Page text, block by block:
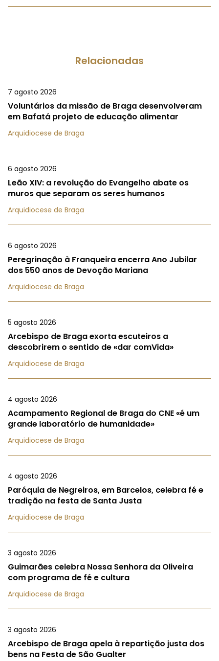
Relacionadas
7 agosto 2026
Voluntários da missão de Braga desenvolveram
em Bafatá projeto de educação alimentar
Arquidiocese de Braga
6 agosto 2026
Leão XIV: a revolução do Evangelho abate os
muros que separam os seres humanos
Arquidiocese de Braga
6 agosto 2026
Peregrinação à Franqueira encerra Ano Jubilar
dos 550 anos de Devoção Mariana
Arquidiocese de Braga
5 agosto 2026
Arcebispo de Braga exorta escuteiros a
descobrirem o sentido de «dar comVida»
Arquidiocese de Braga
4 agosto 2026
Acampamento Regional de Braga do CNE «é um
grande laboratório de humanidade»
Arquidiocese de Braga
4 agosto 2026
Paróquia de Negreiros, em Barcelos, celebra fé e
tradição na festa de Santa Justa
Arquidiocese de Braga
3 agosto 2026
Guimarães celebra Nossa Senhora da Oliveira
com programa de fé e cultura
Arquidiocese de Braga
3 agosto 2026
Arcebispo de Braga apela à repartição justa dos
bens na Festa de São Gualter